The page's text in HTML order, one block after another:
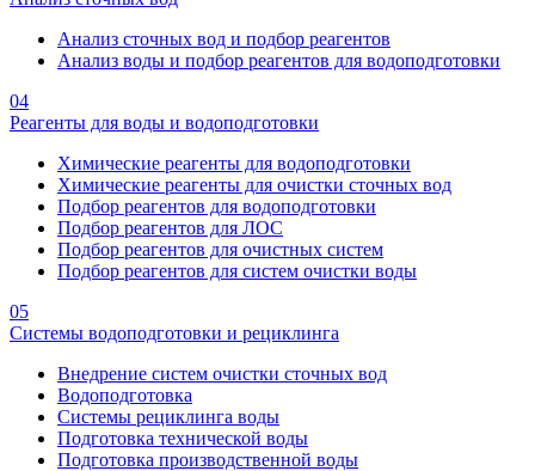
Анализ сточных вод и подбор реагентов
Анализ воды и подбор реагентов для водоподготовки
04
Реагенты для воды и водоподготовки
Химические реагенты для водоподготовки
Химические реагенты для очистки сточных вод
Подбор реагентов для водоподготовки
Подбор реагентов для ЛОС
Подбор реагентов для очистных систем
Подбор реагентов для систем очистки воды
05
Системы водоподготовки и рециклинга
Внедрение систем очистки сточных вод
Водоподготовка
Системы рециклинга воды
Подготовка технической воды
Подготовка производственной воды